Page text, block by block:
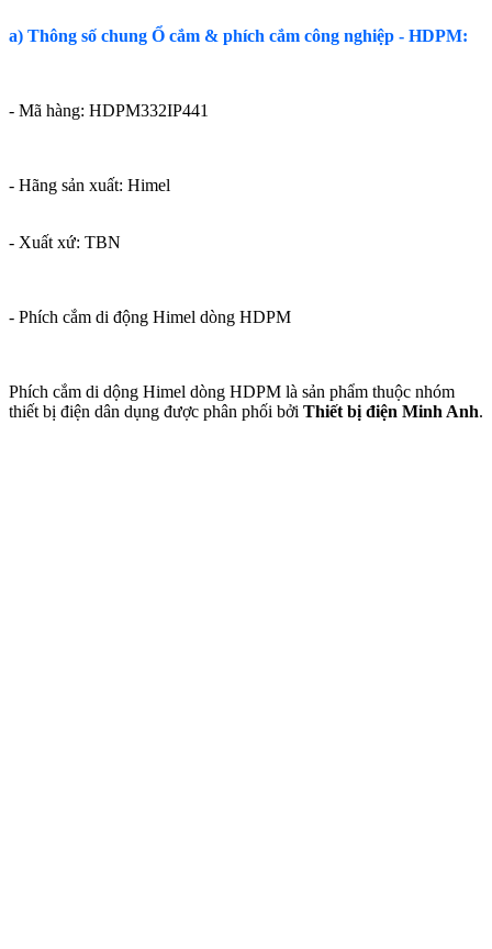
a) Thông số chung Ổ cắm & phích cắm công nghiệp - HDPM:
- Mã hàng: HDPM332IP441
- Hãng sản xuất: Himel
- Xuất xứ: TBN
- Phích cắm di động Himel dòng HDPM
Phích cắm di dộng Himel dòng HDPM là sản phẩm thuộc nhóm
thiết bị điện dân dụng được phân phối bởi Thiết bị điện Minh Anh.